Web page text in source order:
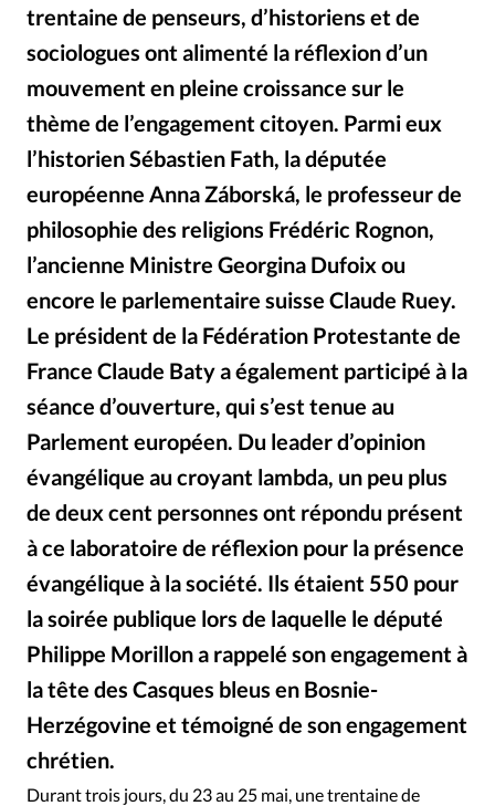
Emploi
Se connecter
Édition: Internationale
RUBRIQUES
Tous les articles
Actualité chrétienne
Actualité internationale
Chronique
Culture
Dossier
Eglises Foi Génération réveil
Monde
Opinions
Publireportage
Relations Aujourd'hui
Société
Tour du monde des Eglises
Trait d'Ixène
Vécu
Vie Intérieure
trentaine de penseurs, d’historiens et de
sociologues ont alimenté la réflexion d’un
mouvement en pleine croissance sur le
thème de l’engagement citoyen. Parmi eux
l’historien Sébastien Fath, la députée
européenne Anna Záborská, le professeur de
philosophie des religions Frédéric Rognon,
l’ancienne Ministre Georgina Dufoix ou
encore le parlementaire suisse Claude Ruey.
Le président de la Fédération Protestante de
France Claude Baty a également participé à la
séance d’ouverture, qui s’est tenue au
Parlement européen. Du leader d’opinion
évangélique au croyant lambda, un peu plus
de deux cent personnes ont répondu présent
à ce laboratoire de réflexion pour la présence
évangélique à la société. Ils étaient 550 pour
la soirée publique lors de laquelle le député
Philippe Morillon a rappelé son engagement à
la tête des Casques bleus en Bosnie-
Herzégovine et témoigné de son engagement
chrétien.
Durant trois jours, du 23 au 25 mai, une trentaine de